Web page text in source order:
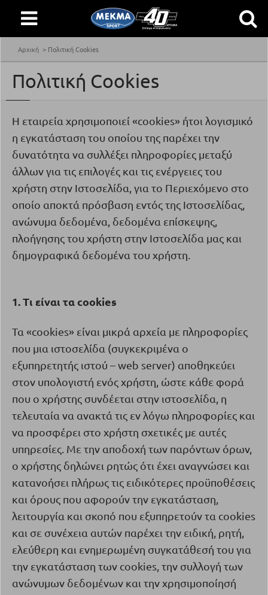
Αρχική Πολιτική Cookies
Πολιτική Cookies
Η εταιρεία χρησιμοποιεί «cookies» ήτοι λογισμικό
η εγκατάσταση του οποίου της παρέχει την
δυνατότητα να συλλέξει πληροφορίες μεταξύ
άλλων για τις επιλογές και τις ενέργειες του
χρήστη στην Ιστοσελίδα, για το Περιεχόμενο στο
οποίο αποκτά πρόσβαση εντός της Ιστοσελίδας,
ανώνυμα δεδομένα, δεδομένα επίσκεψης,
πλοήγησης του χρήστη στην Ιστοσελίδα μας και
δημογραφικά δεδομένα του χρήστη.
1. Τι είναι ταcookies
Τα «cookies» είναι μικρά αρχεία με πληροφορίες
που μια ιστοσελίδα (συγκεκριμένα ο
εξυπηρετητής ιστού –web server) αποθηκεύει
στον υπολογιστή ενός χρήστη, ώστε κάθε φορά
που ο χρήστης συνδέεται στην ιστοσελίδα, η
τελευταία να ανακτά τις εν λόγω πληροφορίες και
να προσφέρει στο χρήστη σχετικές με αυτές
υπηρεσίες. Με την αποδοχή των παρόντων όρων,
ο χρήστης δηλώνει ρητώς ότι έχει αναγνώσει και
κατανοήσει πλήρως τις ειδικότερες προϋποθέσεις
και όρους που αφορούν την εγκατάσταση,
λειτουργία και σκοπό που εξυπηρετούν τα cookies
και σε συνέχεια αυτών παρέχει την ειδική, ρητή,
ελεύθερη και ενημερωμένη συγκατάθεσή του για
την εγκατάσταση των cookies , την συλλογή των
ανώνυμων δεδομένων και την χρησιμοποίησή